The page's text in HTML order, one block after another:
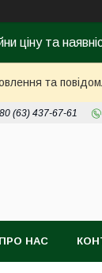
ціну та
та
(63) 437-67-61
ПРО НАС